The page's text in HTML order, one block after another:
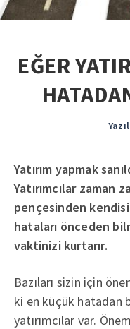
EĞER
Yatırım yapmak
Yatırımcılar zaman
pençesinden
hataları önceden
vaktinizi kurtarır.
Bazıları sizin için
ki en küçük hatadan
yatırımcılar var.